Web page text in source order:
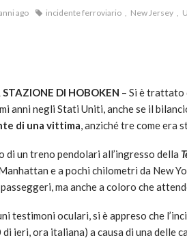
ago incidente ferroviario New Jersey
DI HOBOKEN – Si è trattato
anni negli Stati Uniti, anche se il
di una vittima, anziché tre come era
di un treno pendolari all’ingresso della
e a pochi chilometri da New
ma anche a coloro che
testimoni oculari, si è appreso che
di ieri, ora italiana) a causa di una delle
per il tuo prato
god 1 anno ago